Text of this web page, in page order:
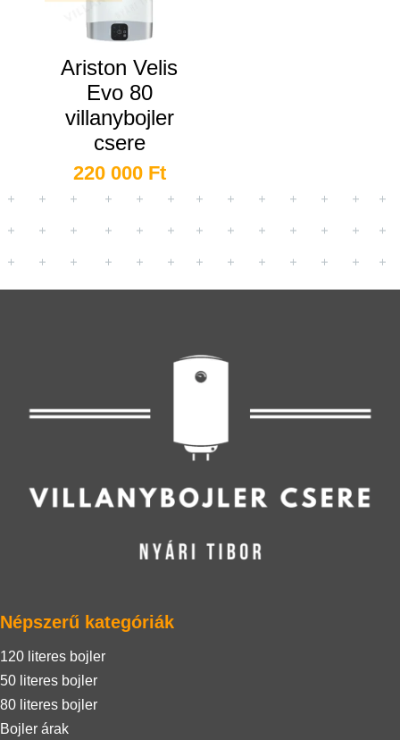
Ariston Velis
Evo 80
villanybojler
csere
220 000 Ft
Népszerű kategóriák
120 literes bojler
50 literes bojler
80 literes bojler
Bojler árak